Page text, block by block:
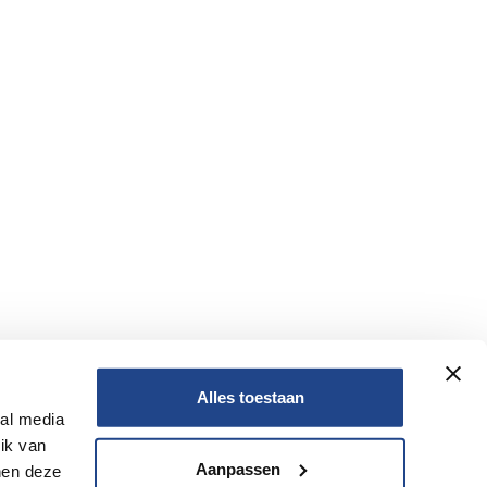
media
van
deze
Alles toestaan
Aanpassen
Nee
Nee